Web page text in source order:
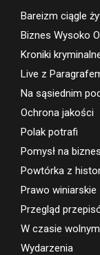
Bareizm ciągle
Biznes Wysoko
Kroniki
Live z
Na sąsiednim
Ochrona jakości
Polak potrafi
Pomysł na biznes
Powtórka z
Prawo winiarskie
Przegląd
W czasie wolnym
Wydarzenia